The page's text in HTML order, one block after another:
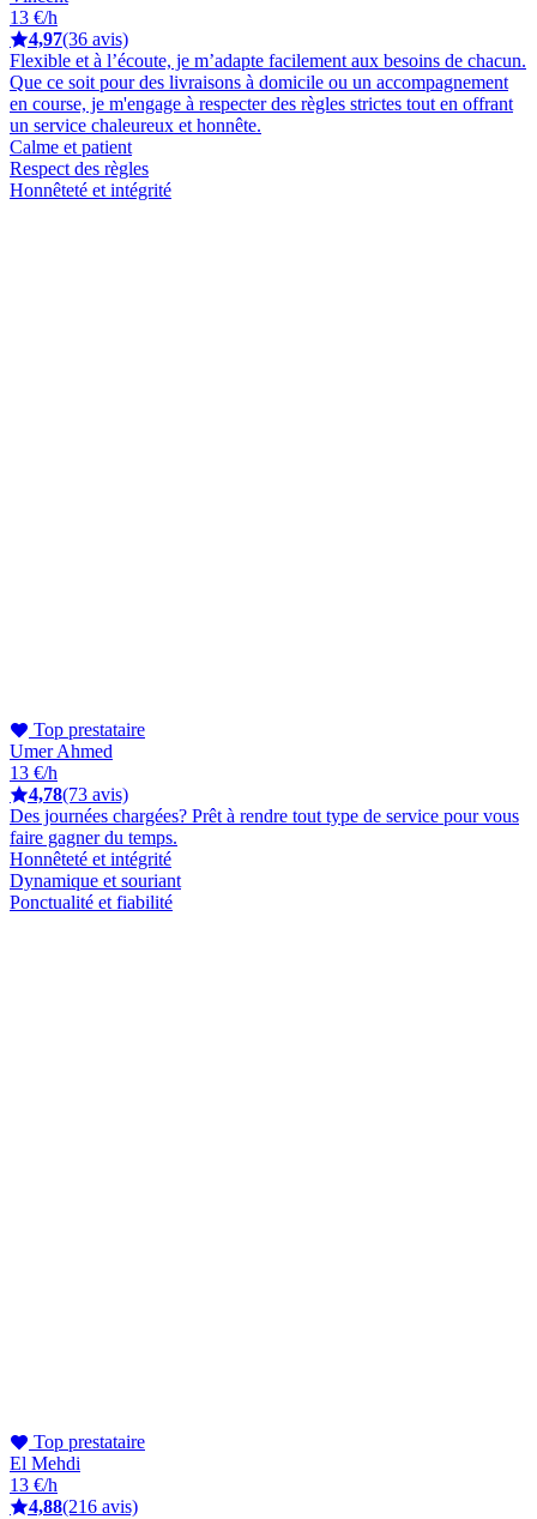
13 €/h
4,97(36 avis)
Flexible et à l’écoute, je m’adapte facilement aux besoins de chacun.
Que ce soit pour des livraisons à domicile ou un accompagnement
en course, je m'engage à respecter des règles strictes tout en offrant
un service chaleureux et honnête.
Calme et patient
Respect des règles
Honnêteté et intégrité
Top prestataire
Umer Ahmed
13 €/h
4,78(73 avis)
Des journées chargées? Prêt à rendre tout type de service pour vous
faire gagner du temps.
Honnêteté et intégrité
Dynamique et souriant
Ponctualité et fiabilité
Top prestataire
El Mehdi
13 €/h
4,88(216 avis)